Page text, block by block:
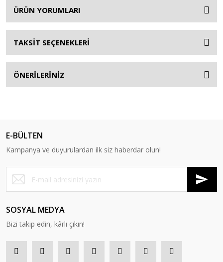
ÜRÜN YORUMLARI
TAKSİT SEÇENEKLERİ
ÖNERİLERİNİZ
E-BÜLTEN
Kampanya ve duyurulardan ilk siz haberdar olun!
SOSYAL MEDYA
Bizi takip edin, kârlı çıkın!